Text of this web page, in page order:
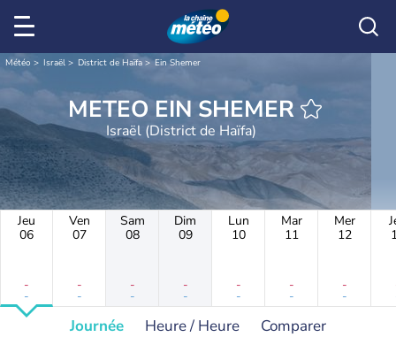
Météo Israël District de Haïfa Ein Shemer
METEO EIN SHEMER
Israël (District de Haïfa)
Jeu
06
-
-
Ven
07
-
-
Sam
08
-
-
Dim
09
-
-
Lun
10
-
-
Mar
11
-
-
Mer
12
-
-
Journée Heure / Heure Comparer